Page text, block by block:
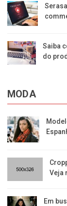
Saiba
do
MODA
Veja
Em